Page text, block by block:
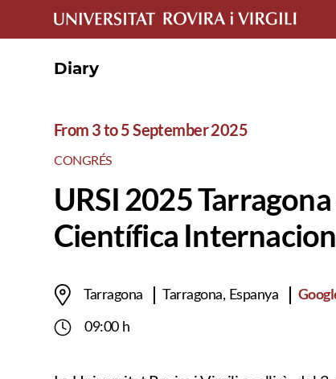
Diary
From 3to5 September 2025
CONGRÉS
URSI 2025
Científica
Tarragona Tarragona, Espanya
09:00 h